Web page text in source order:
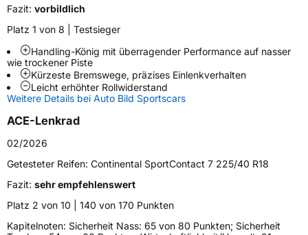
FahrzeugartPKW & SUV
Weitere Eigenschaften
SchlauchtypTL
Zustand Neureifen
M+SNein
Verstärkt XL
Felgenschutz FR
Fazit: vorbildlich
Platz 1 von 8 | Testsieger
Handling-König mit überragender Performance auf nasser
wie trockener Piste
Kürzeste Bremswege, präzises Einlenkverhalten
Leicht erhöhter Rollwiderstand
Weitere Details bei Auto Bild Sportscars
ACE-Lenkrad
02/2026
Getesteter Reifen: Continental SportContact 7 225/40 R18
Fazit: sehr empfehlenswert
Platz 2 von 10 | 140 von 170 Punkten
Kapitelnoten: Sicherheit Nass: 65 von 80 Punkten; Sicherheit